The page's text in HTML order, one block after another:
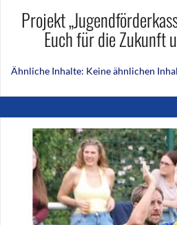
Projekt
Euch für die Zukunft
Ähnliche Inhalte: Keine ähnlichen